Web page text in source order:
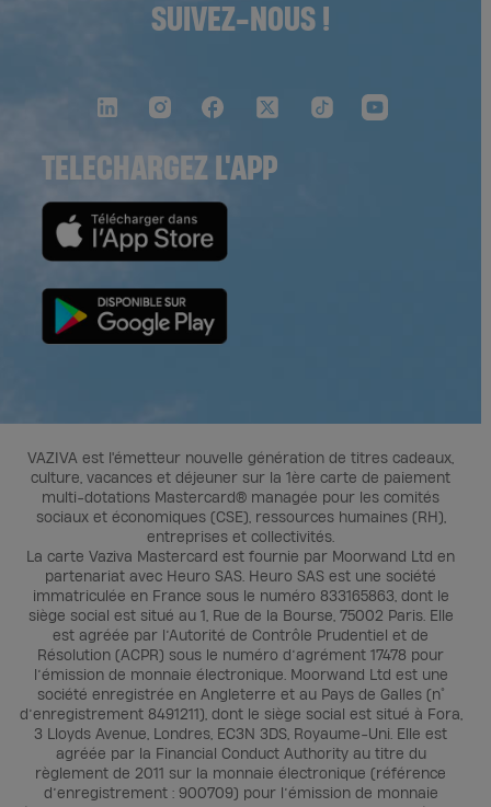
SUIVEZ-NOUS !
TELECHARGEZ L'APP
VAZIVA est l'émetteur nouvelle génération de titres cadeaux,
culture, vacances et déjeuner sur la 1ère carte de paiement
multi-dotations Mastercard® managée pour les comités
sociaux et économiques (CSE), ressources humaines (RH),
entreprises et collectivités.
La carte Vaziva Mastercard est fournie par Moorwand Ltd en
partenariat avec Heuro SAS. Heuro SAS est une société
immatriculée en France sous le numéro 833165863, dont le
siège social est situé au 1, Rue de la Bourse, 75002 Paris. Elle
est agréée par l’Autorité de Contrôle Prudentiel et de
Résolution (ACPR) sous le numéro d’agrément 17478 pour
l’émission de monnaie électronique. Moorwand Ltd est une
société enregistrée en Angleterre et au Pays de Galles (n°
d’enregistrement 8491211), dont le siège social est situé à Fora,
3 Lloyds Avenue, Londres, EC3N 3DS, Royaume-Uni. Elle est
agréée par la Financial Conduct Authority au titre du
règlement de 2011 sur la monnaie électronique (référence
d’enregistrement : 900709) pour l’émission de monnaie